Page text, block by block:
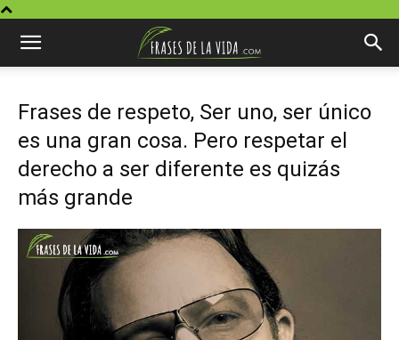
Frases de respeto, Ser uno, ser único
es una gran cosa. Pero respetar el
derecho a ser diferente es quizás
más grande